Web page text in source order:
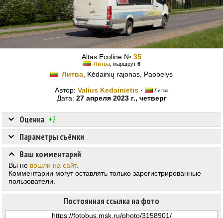
Altas Ecoline № 35
Литва , маршрут 6
Литва , Kėdainių rajonas, Paobelys
Автор: Valius Kedainietis· Литва
Дата: 27 апреля 2023 г., четверг
Оценка +2
Постоянная ссылка на фото
Параметры съёмки
Ваш комментарий
Вы не вошли на сайт.
Комментарии могут оставлять только зарегистрированные
пользователи.